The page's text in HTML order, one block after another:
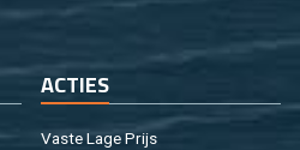
AC­TIES
Vaste Lage Prijs